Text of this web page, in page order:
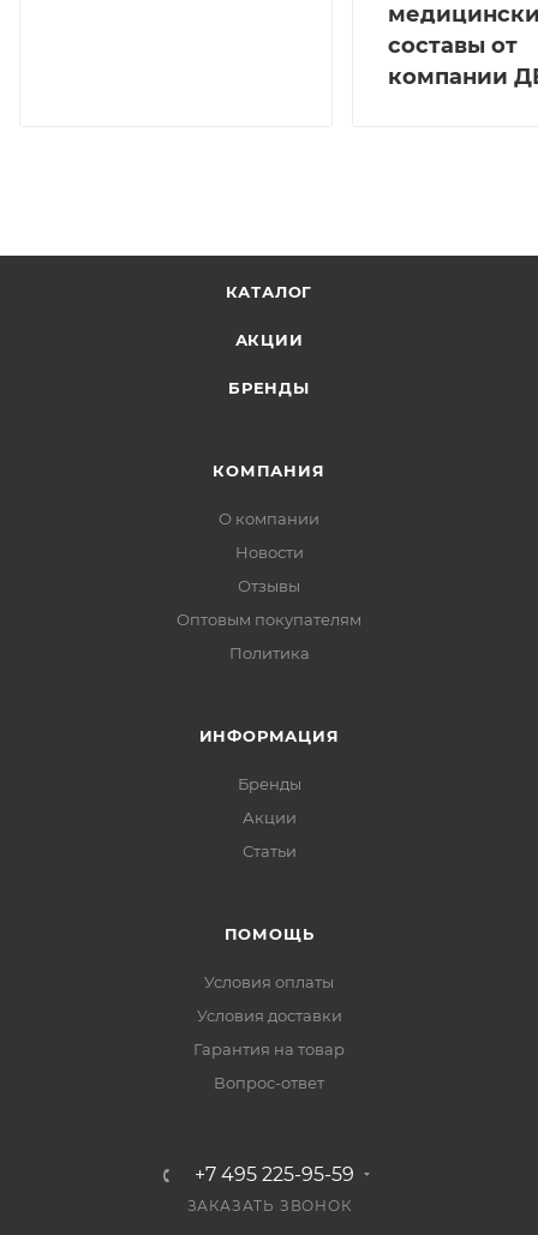
составы от
компании
КАТАЛОГ
АКЦИИ
БРЕНДЫ
КОМПАНИЯ
О компании
Новости
Отзывы
Оптовым покупателям
Политика
ИНФОРМАЦИЯ
Бренды
Акции
Статьи
ПОМОЩЬ
Условия оплаты
Условия доставки
Гарантия на товар
Вопрос-ответ
+7 495 225-95-59
ЗАКАЗАТЬ ЗВОНОК